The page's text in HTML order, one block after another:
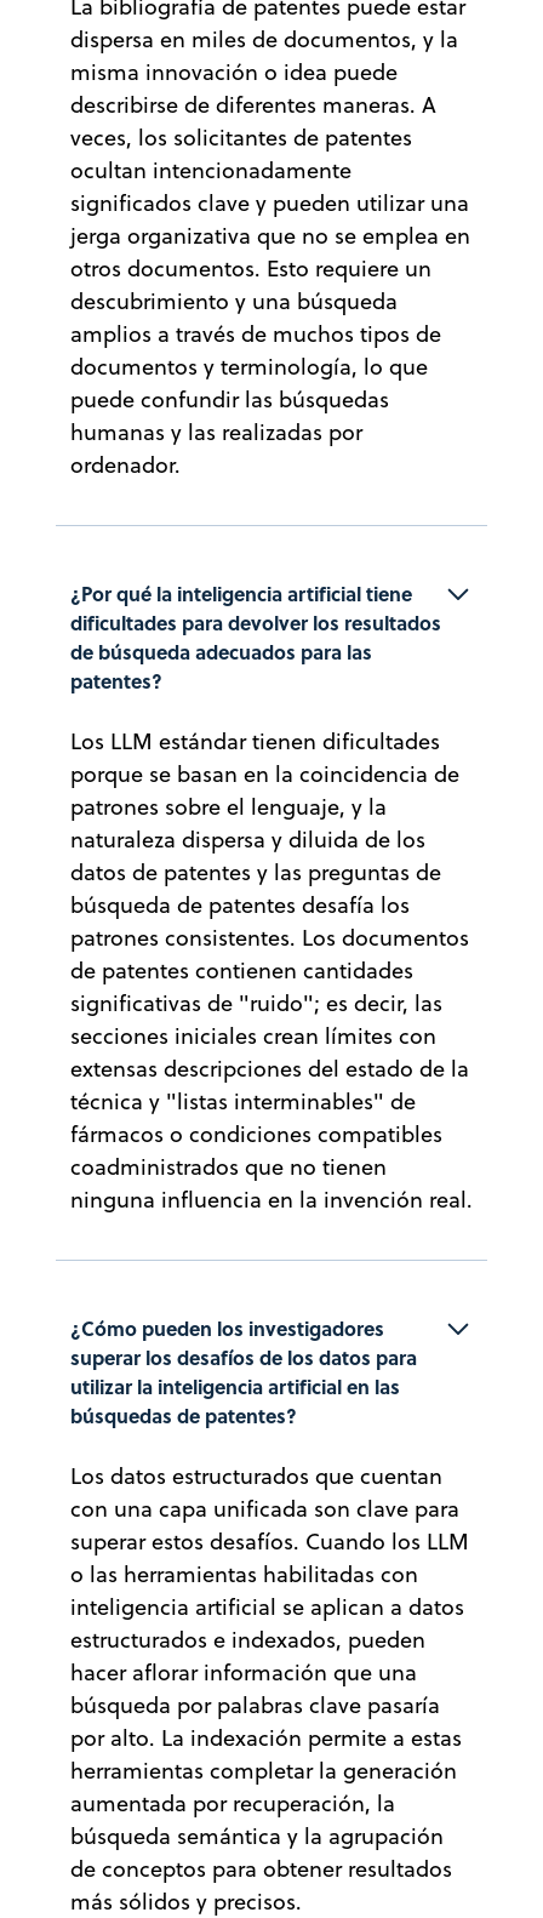
La bibliografía de patentes puede estar
dispersa en miles de documentos, y la
misma innovación o idea puede
describirse de diferentes maneras. A
veces, los solicitantes de patentes
ocultan intencionadamente
significados clave y pueden utilizar una
jerga organizativa que no se emplea en
otros documentos. Esto requiere un
descubrimiento y una búsqueda
amplios a través de muchos tipos de
documentos y terminología, lo que
puede confundir las búsquedas
humanas y las realizadas por
ordenador.
¿Por qué la inteligencia artificial tiene
dificultades para devolver los resultados
de búsqueda adecuados para las
patentes?
Los LLM estándar tienen dificultades
porque se basan en la coincidencia de
patrones sobre el lenguaje, y la
naturaleza dispersa y diluida de los
datos de patentes y las preguntas de
búsqueda de patentes desafía los
patrones consistentes. Los documentos
de patentes contienen cantidades
significativas de "ruido"; es decir, las
secciones iniciales crean límites con
extensas descripciones del estado de la
técnica y "listas interminables" de
fármacos o condiciones compatibles
coadministrados que no tienen
ninguna influencia en la invención real.
¿Cómo pueden los investigadores
superar los desafíos de los datos para
utilizar la inteligencia artificial en las
búsquedas de patentes?
Los datos estructurados que cuentan
con una capa unificada son clave para
superar estos desafíos. Cuando los LLM
o las herramientas habilitadas con
inteligencia artificial se aplican a datos
estructurados e indexados, pueden
hacer aflorar información que una
búsqueda por palabras clave pasaría
por alto. La indexación permite a estas
herramientas completar la generación
aumentada por recuperación, la
búsqueda semántica y la agrupación
de conceptos para obtener resultados
más sólidos y precisos.